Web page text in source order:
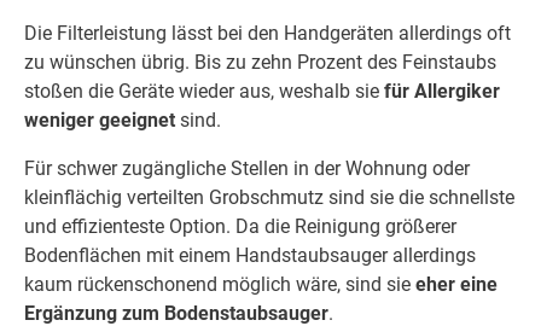
Die Filterleistung lässt bei den Handgeräten allerdings oft
zu wünschen übrig. Bis zu zehn Prozent des Feinstaubs
stoßen die Geräte wieder aus, weshalb sie für Allergiker
weniger geeignet sind.
Für schwer zugängliche Stellen in der Wohnung oder
kleinflächig verteilten Grobschmutz sind sie die schnellste
und effizienteste Option. Da die Reinigung größerer
Bodenflächen mit einem Handstaubsauger allerdings
kaum rückenschonend möglich wäre, sind sie eher eine
Ergänzung zum Bodenstaubsauger.